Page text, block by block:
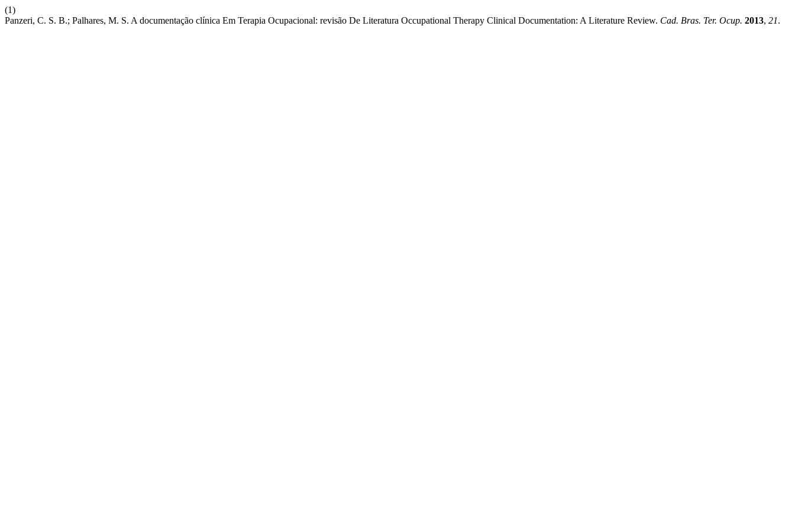
(1)
Panzeri, C. S. B.; Palhares, M. S. A documentação clínica Em Terapia Ocupacional: revisão De Literatura Occupational Therapy Clinical Documentation: A Literature Review. Cad. Bras. Ter. Ocup. 2013, 21.